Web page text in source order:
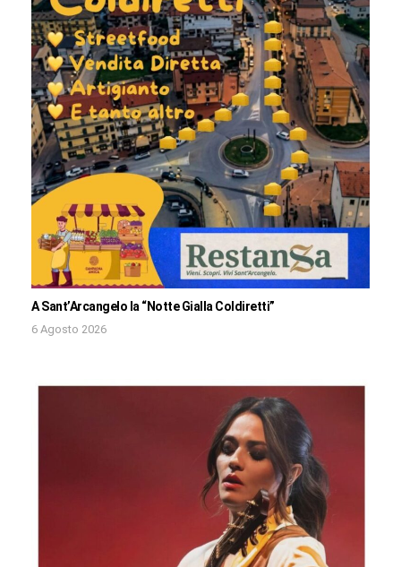
A Sant’Arcangelo la “Notte Gialla Coldiretti”
6 Agosto 2026